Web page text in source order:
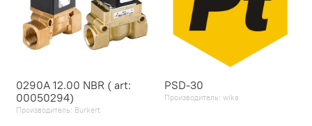
0290A 12.00 NBR ( art:
00050294)
Производитель: Burkert
PSD-30
Производитель: wika